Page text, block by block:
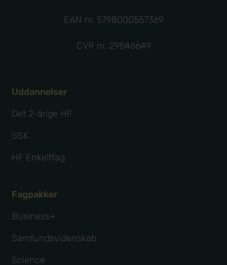
EAN nr. 5798000557369
CVR nr. 29546649
Uddannelser
Det 2-årige HF
GSK
HF Enkeltfag
Fagpakker
Business+
Samfundsvidenskab
Science